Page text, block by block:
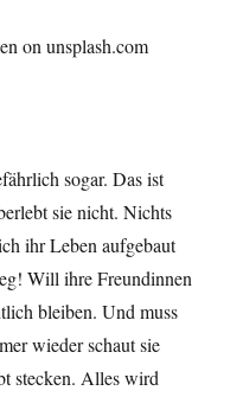
on unsplash.com
sog­ar. Das ist
sie nicht. Nichts
ihr Leben aufge­baut
Will ihre Fre­undin­nen
bleiben. Und muss
wieder schaut sie
steck­en. Alles wird